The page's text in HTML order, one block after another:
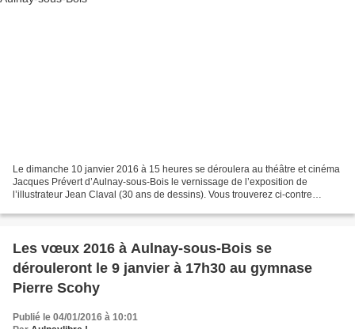
Le dimanche 10 janvier 2016 à 15 heures se déroulera au théâtre et cinéma
Jacques Prévert d’Aulnay-sous-Bois le vernissage de l’exposition de
l’illustrateur Jean Claval (30 ans de dessins). Vous trouverez ci-contre
Les vœux 2016 à Aulnay-sous-Bois se
dérouleront le 9 janvier à 17h30 au gymnase
Pierre Scohy
Publié le 04/01/2016 à 10:01